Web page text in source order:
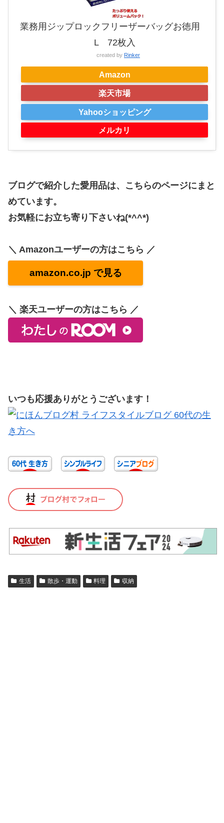
業務用ジップロックフリーザーバッグお徳用
L 72枚入
created by Rinker
Amazon
楽天市場
Yahooショッピング
メルカリ
ブログで紹介した愛用品は、こちらのページにまと
めています。
お気軽にお立ち寄り下さいね(*^^*)
＼ Amazonユーザーの方はこちら ／
amazon.co.jp で見る
＼ 楽天ユーザーの方はこちら ／
いつも応援ありがとうございます！
生活 散歩・運動 料理 収納